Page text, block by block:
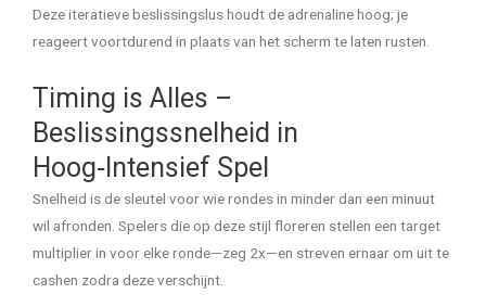
Deze iteratieve beslissingslus houdt de adrenaline hoog; je
reageert voortdurend in plaats van het scherm te laten rusten.
Timing is Alles –
Beslissingssnelheid in
Hoog‑Intensief Spel
Snelheid is de sleutel voor wie rondes in minder dan een minuut
wil afronden. Spelers die op deze stijl floreren stellen een target
multiplier in voor elke ronde—zeg 2x—en streven ernaar om uit te
cashen zodra deze verschijnt.